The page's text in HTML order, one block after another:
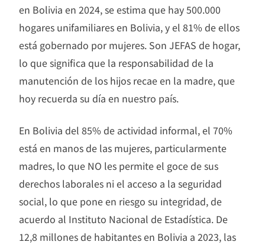
en Bolivia en 2024, se estima que hay 500.000
hogares unifamiliares en Bolivia, y el 81% de ellos
está gobernado por mujeres. Son JEFAS de hogar,
lo que significa que la responsabilidad de la
manutención de los hijos recae en la madre, que
hoy recuerda su día en nuestro país.
En Bolivia del 85% de actividad informal, el 70%
está en manos de las mujeres, particularmente
madres, lo que NO les permite el goce de sus
derechos laborales ni el acceso a la seguridad
social, lo que pone en riesgo su integridad, de
acuerdo al Instituto Nacional de Estadística. De
12,8 millones de habitantes en Bolivia a 2023, las